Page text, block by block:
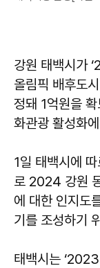
강원 태백시가
올림픽 배후도
정돼 1억원을
화관광 활성화
1일 태백시에
로 2024 강원
에 대한 인지도
기를 조성하기
태백시는